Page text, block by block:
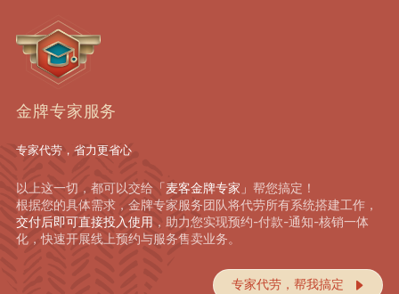
金牌专家服务
专家代劳，省力更省心
以上这一切，都可以交给「麦客金牌专家」 帮您搞定！
根据您的具体需求，金牌专家服务团队将代劳所有系统搭建工作，
交付后即可直接投入使用 ，助力您实现预约-付款-通知-核销一体
化，快速开展线上预约与服务售卖业务。
专家代劳，帮我搞定 